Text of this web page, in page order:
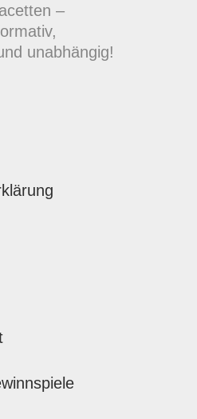
–
unabhängig!